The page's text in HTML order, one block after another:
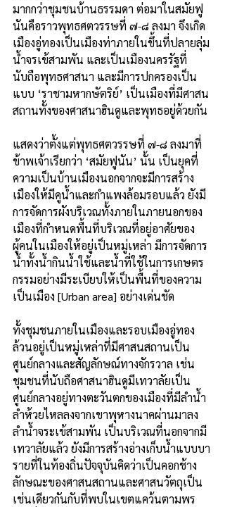
มากกว่าชุมชนบ้านธรรมดา ต่อมาในสมัยฟู
นันคือราวพุทธศตวรรษที่ ๗-๘ ลงมา จึงเกิด
เมืองอู่ทองเป็นเมืองท่าภายในขึ้นที่ปลายลุ่ม
น้ำจรเข้สามพัน และเป็นเมืองนครรัฐที่
นับถือพุทธศาสนา และมีการปกครองเป็น
แบบ ‘ราชามหากษัตริย์’ เป็นเมืองที่มีศาสน
สถานทั้งของศาสนาฮินดูและพุทธอยู่ด้วยกัน
แสดงว่าตั้งแต่พุทธศตวรรษที่ ๗-๘ ลงมาที่
ข้าพเจ้าเรียกว่า ‘สมัยฟูนัน’ นั้น เป็นยุคที่
ความเป็นบ้านเมืองนอกจากจะมีการสร้าง
เมืองให้มีคูน้ำและกำแพงล้อมรอบแล้ว ยังมี
การจัดการผังบริเวณทั้งภายในภายนอกของ
เมืองที่กำหนดพื้นที่บริเวณที่อยู่อาศัยของ
ผู้คนในเมืองให้อยู่เป็นหมู่เหล่า มีการจัดการ
น้ำทั้งน้ำกินน้ำใช้และน้ำที่ใช้ในการเกษตร
กรรมอย่างมีระเบียบให้เป็นพื้นที่ของความ
เป็นเมือง [Urban area] อย่างเด่นชัด
ทั้งชุมชนภายในเมืองและรอบเมืองอู่ทอง
ล้วนอยู่เป็นหมู่เหล่าที่มีศาสนสถานเป็น
ศูนย์กลางและสัญลักษณ์ทางจักรวาล เช่น
ชุมชนที่นับถือศาสนาฮินดูมีเทวาลัยเป็น
ศูนย์กลางอยู่ทางตะวันตกของเมืองที่มีลำน้ำ
ลำห้วยไหลลงจากเขาพุหางนาคผ่านมาลง
ลำน้ำจระเข้สามพัน เป็นบริเวณที่นอกจากมี
เทวาลัยแล้ว ยังมีการสร้างอ่างเก็บน้ำแบบบา
รายที่ในท้องถิ่นปัจจุบันคิดว่าเป็นคอกช้าง
ลักษณะของศาสนสถานและศาสนวัตถุเป็น
เช่นเดียวกันกับที่พบในเขตแคว้นตามพร